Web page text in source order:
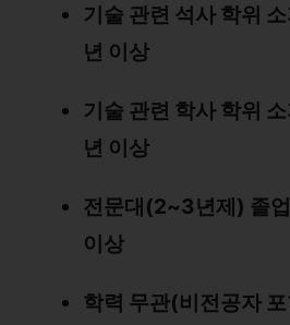
기술 관련 석사 학위
년 이상
기술 관련 학사 학위
년 이상
전문대(2~3년제) 졸
이상
학력 무관(비전공자